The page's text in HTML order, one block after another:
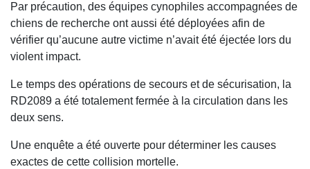
Par précaution, des équipes cynophiles accompagnées de
chiens de recherche ont aussi été déployées afin de
vérifier qu’aucune autre victime n’avait été éjectée lors du
violent impact.
Le temps des opérations de secours et de sécurisation, la
RD2089 a été totalement fermée à la circulation dans les
deux sens.
Une enquête a été ouverte pour déterminer les causes
exactes de cette collision mortelle.